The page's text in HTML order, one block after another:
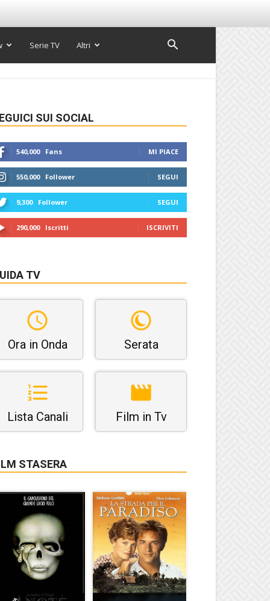
Serie TV Altri
SUI SOCIAL
540,000 Fans MI PIACE
550,000 Follower SEGUI
9,300 Follower SEGUI
290,000 Iscritti ISCRIVITI
TV
Ora in Onda Serata
Lista Canali Film in Tv
STASERA